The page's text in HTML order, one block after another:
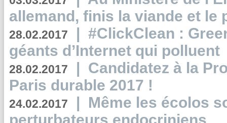
allemand, finis la viande et le
28.02.2017 | #ClickClean :
géants d’Internet qui polluent
28.02.2017 | Candidatez à la
Paris durable 2017 !
24.02.2017 | Même les écolos